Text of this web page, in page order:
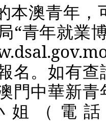
本澳青年，
“青年就業
名。如有查
門中華新青
姐（電